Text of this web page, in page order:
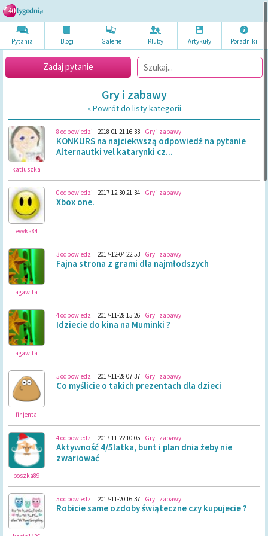
Pytania Blogi Galerie Kluby Artykuły Poradniki
Zadaj pytanie
Gry i zabawy
« Powrót do listy kategorii
katiuszka
8 odpowiedzi 2018-01-21 16:33 Gry i zabawy
KONKURS na najciekwszą odpowiedż na pytanie
Alternautki vel katarynki cz...
evvka84
0 odpowiedzi 2017-12-30 21:34 Gry i zabawy
Xbox one.
agawita
3 odpowiedzi | 2017-12-04 22:53 | Gry i zabawy
Fajna strona z grami dla najmłodszych
agawita
4 odpowiedzi 2017-11-28 15:26 Gry i zabawy
Idziecie do kina na Muminki ?
finjenta
5 odpowiedzi 2017-11-28 07:37 Gry i zabawy
Co myślicie o takich prezentach dla dzieci
boszka89
4 odpowiedzi | 2017-11-22 10:05 | Gry i zabawy
Aktywność 4/5latka, bunt i plan dnia żeby nie
zwariować
5 odpowiedzi | 2017-11-20 16:37 | Gry i zabawy
Robicie same ozdoby świąteczne czy kupujecie ?